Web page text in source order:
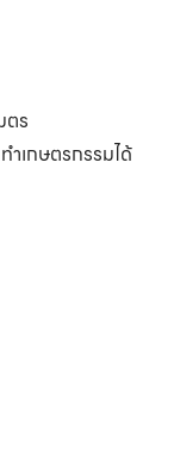
ตร
เกษตรกรรมได้